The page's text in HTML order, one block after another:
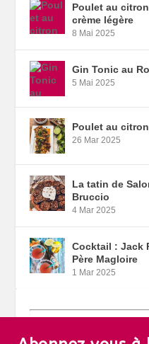
Poulet au
crème légère
8 Mai 2025
Gin Tonic au
5 Mai 2025
Poulet au
26 Mar 2025
La tatin de
Bruccio
4 Mar 2025
Cocktail : Jack
Père Magloire
1 Mar 2025